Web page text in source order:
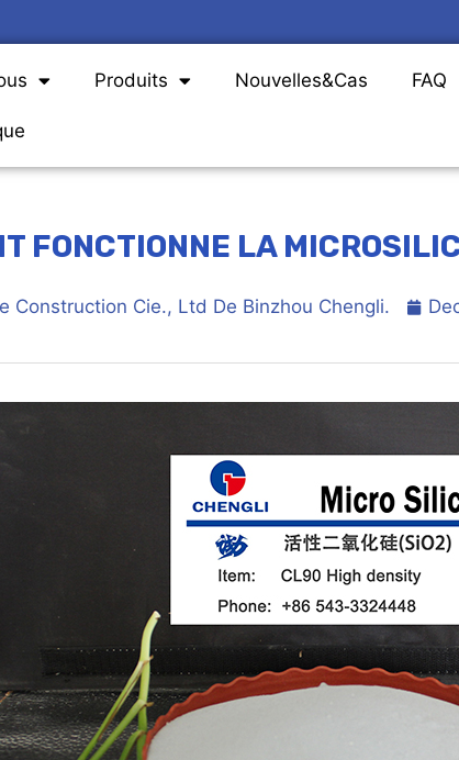
Produits Nouvelles&Cas FAQ
FONCTIONNE LA
Construction Cie., Ltd De Binzhou Chengli.